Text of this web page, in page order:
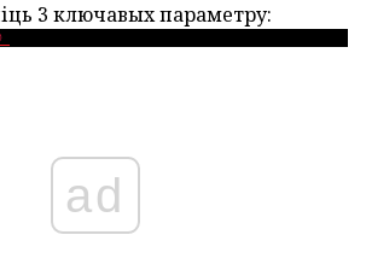
3 ключавых параметру:
ad